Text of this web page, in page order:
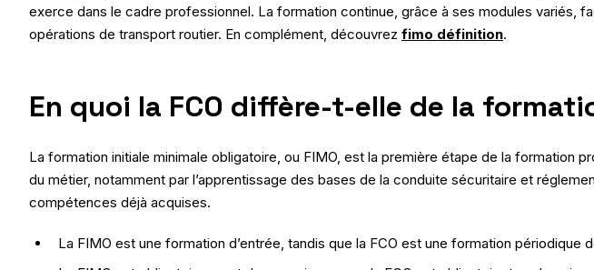
exerce dans le cadre professionnel. La formation continue, grâce à ses modules variés,
opérations de transport routier. En complément, découvrez fimo définition.
En quoi la FCO diffère-t-elle de la
La formation initiale minimale obligatoire, ou FIMO, est la première étape de la formation
du métier, notamment par l’apprentissage des bases de la conduite sécuritaire et
compétences déjà acquises.
La FIMO est une formation d’entrée, tandis que la FCO est une formation périodique